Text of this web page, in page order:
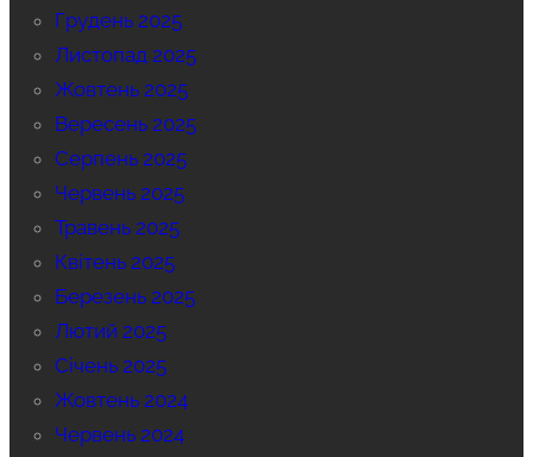
Грудень 2025
Листопад 2025
Жовтень 2025
Вересень 2025
Серпень 2025
Червень 2025
Травень 2025
Квітень 2025
Березень 2025
Лютий 2025
Січень 2025
Жовтень 2024
Червень 2024